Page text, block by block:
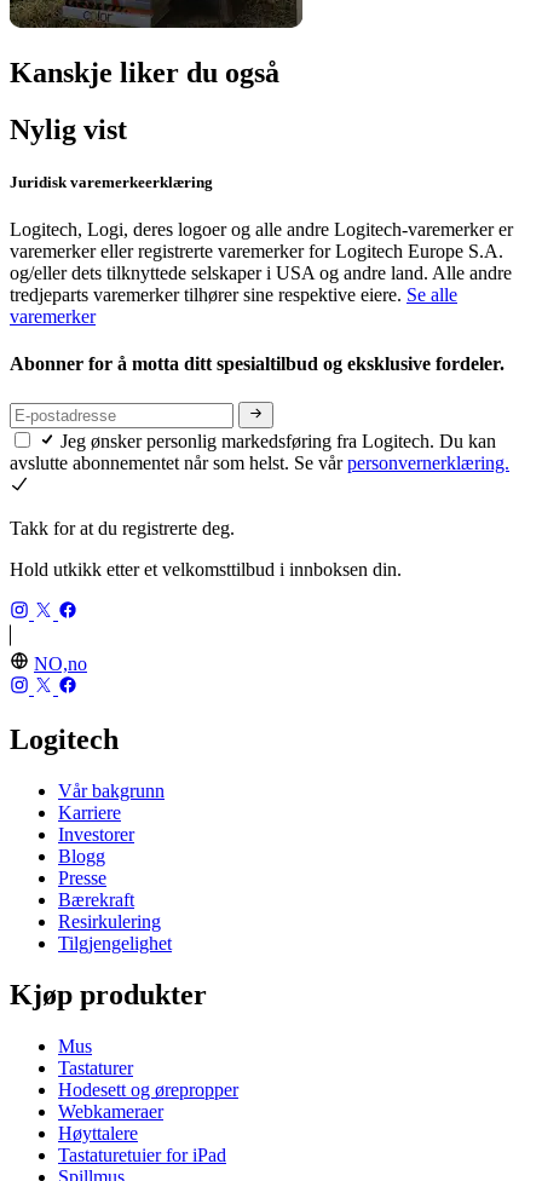
Kanskje liker du også
Nylig vist
Juridisk varemerkeerklæring
Logitech, Logi, deres logoer og alle andre Logitech-varemerker er
varemerker eller registrerte varemerker for Logitech Europe S.A.
og/eller dets tilknyttede selskaper i USA og andre land. Alle andre
tredjeparts varemerker tilhører sine respektive eiere. Se alle
varemerker
Abonner for å motta ditt spesialtilbud og eksklusive fordeler.
Jeg ønsker personlig markedsføring fra Logitech. Du kan
avslutte abonnementet når som helst. Se vårpersonvernerklæring.
Takk for at du registrerte deg.
Hold utkikk etter et velkomsttilbud i innboksen din.
NO,no
Logitech
Vår bakgrunn
Karriere
Investorer
Blogg
Presse
Bærekraft
Resirkulering
Tilgjengelighet
Kjøp produkter
Mus
Tastaturer
Hodesett og ørepropper
Webkameraer
Høyttalere
Tastaturetuier for iPad
Spillmus